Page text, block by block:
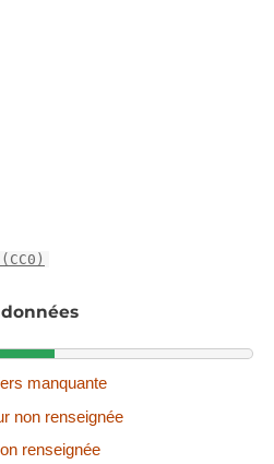
of conservation status
2000 sites and data need
outside the Natura 2000
appreciation of
taken from
nature/knowledge/r
is an Eionet core data flow
manquante
non renseignée
renseignée